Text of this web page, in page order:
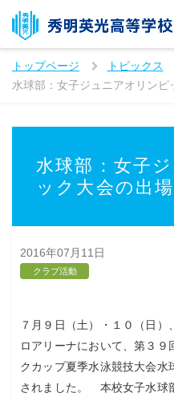
トップページ
トピックス
水球部：女子ジュニアオリン
水球部：女子
ック大会の出
2016年07月11日
クラブ活動
７月９日（土）・１０（日
ロアリーナにおいて、第３９
クカップ夏季水泳競技大会
されました。 本校女子水球